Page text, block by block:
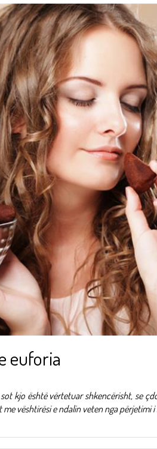
euforia
kjo është vërtetuar shkencërisht, se
me vështirësi e ndalin veten nga përjetimi